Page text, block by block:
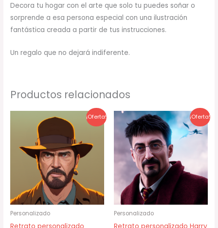
Decora tu hogar con el arte que solo tu puedes soñar o
sorprende a esa persona especial con una ilustración
fantástica creada a partir de tus instrucciones.
Un regalo que no dejará indiferente.
Productos relacionados
¡Oferta!
Personalizado
Retrato personalizado
precio
original
era:
85,00 €.
precio
actual
es:
79,00 €.
¡Oferta!
Personalizado
Retrato personalizado Harry
El
precio
original
era:
85,00 €.
El
precio
actual
es:
79,00 €.